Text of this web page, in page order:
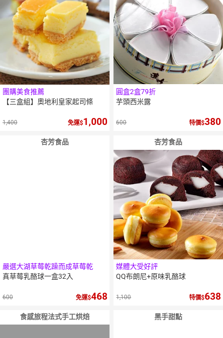
團購美食推薦
【三盒組】奧地利皇家起司條
1,400 免運 1,000
圓盒2盒79折
芋頭西米露
600 特價 380
杏芳食品
嚴選大湖草莓乾躁而成草莓乾
真草莓乳酪球一盒32入
600 免運 468
杏芳食品
媒體大受好評
QQ布朗尼+原味乳酪球
1,100 特價 638
食感旅程法式手工烘焙 黑手甜點